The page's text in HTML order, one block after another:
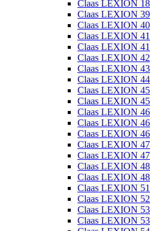
Claas LEXION
Claas LEXION
Claas LEXION
Claas LEXION
Claas LEXION
Claas LEXION
Claas LEXION
Claas LEXION
Claas LEXION
Claas LEXION
Claas LEXION
Claas LEXION
Claas LEXION
Claas LEXION
Claas LEXION
Claas LEXION
Claas LEXION
Claas LEXION
Claas LEXION
Claas LEXION
Claas LEXION